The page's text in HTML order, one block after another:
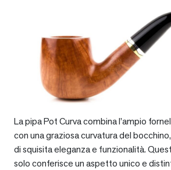
La pipa Pot Curva combina l’ampio
con una graziosa curvatura del
di squisita eleganza e funzionalità.
solo conferisce un aspetto unico e